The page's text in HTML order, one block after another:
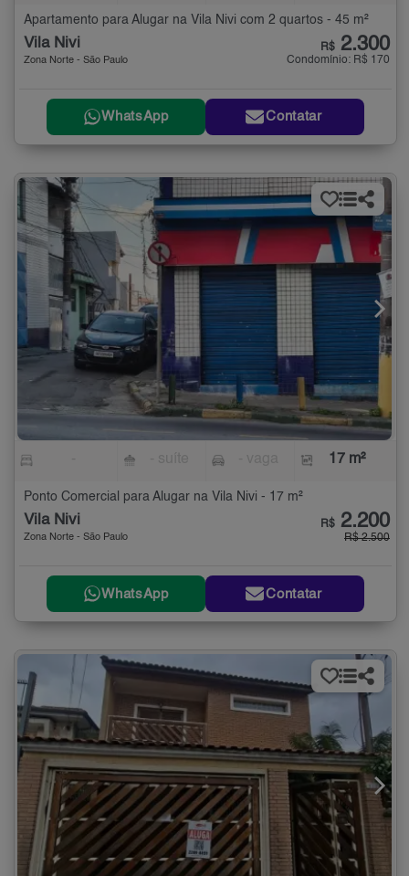
Apartamento para Alugar na Vila Nivi com 2 quartos - 45 m²
Vila Nivi
Zona Norte - São Paulo
R$ 2.300
Condomínio: R$ 170
WhatsApp Contatar
17 m²
Ponto Comercial para Alugar na Vila Nivi - 17 m²
Vila Nivi
Zona Norte - São Paulo
R$ 2.200
R$ 2.500
WhatsApp Contatar